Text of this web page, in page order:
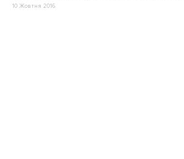
10 Жовтня 2016